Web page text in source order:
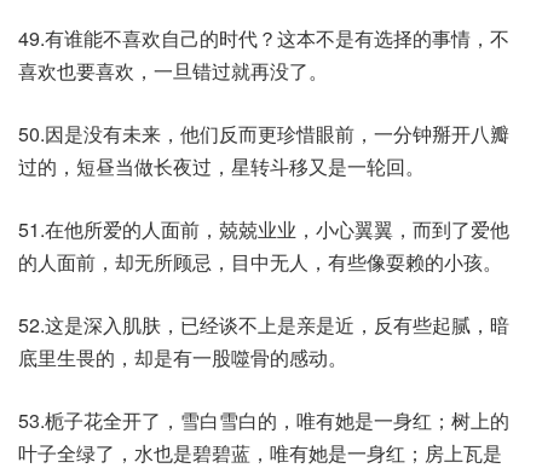
49.有谁能不喜欢自己的时代？这本不是有选择的事情，不
喜欢也要喜欢，一旦错过就再没了。
50.因是没有未来，他们反而更珍惜眼前，一分钟掰开八瓣
过的，短昼当做长夜过，星转斗移又是一轮回。
51.在他所爱的人面前，兢兢业业，小心翼翼，而到了爱他
的人面前，却无所顾忌，目中无人，有些像耍赖的小孩。
52.这是深入肌肤，已经谈不上是亲是近，反有些起腻，暗
底里生畏的，却是有一股噬骨的感动。
53.栀子花全开了，雪白雪白的，唯有她是一身红；树上的
叶子全绿了，水也是碧碧蓝，唯有她是一身红；房上瓦是